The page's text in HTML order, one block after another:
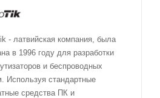
- латвийская компания, была
в 1996 году для разработки
и беспроводных
Используя стандартные
средства ПК и